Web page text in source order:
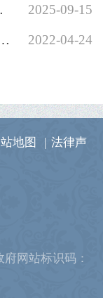
2025-09-15
公示
2022-04-24
项目清单（2022年）
地图 | 法律声
府网站标识码：